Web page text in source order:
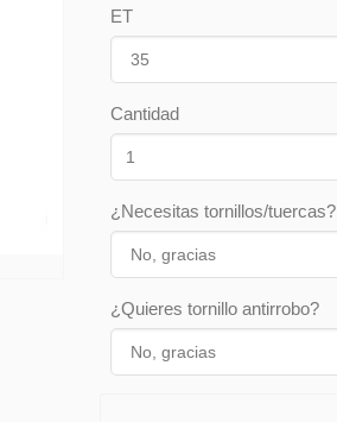
ET
Cantidad
¿Necesitas tornillos/tuercas?
¿Quieres tornillo antirrobo?